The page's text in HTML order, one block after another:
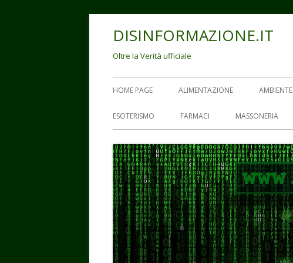
DISINFORMAZIONE.IT
Oltre la Verità ufficiale
Menu
principale
HOME PAGE ALIMENTAZIONE AMBIENTE
ESOTERISMO FARMACI MASSONERIA